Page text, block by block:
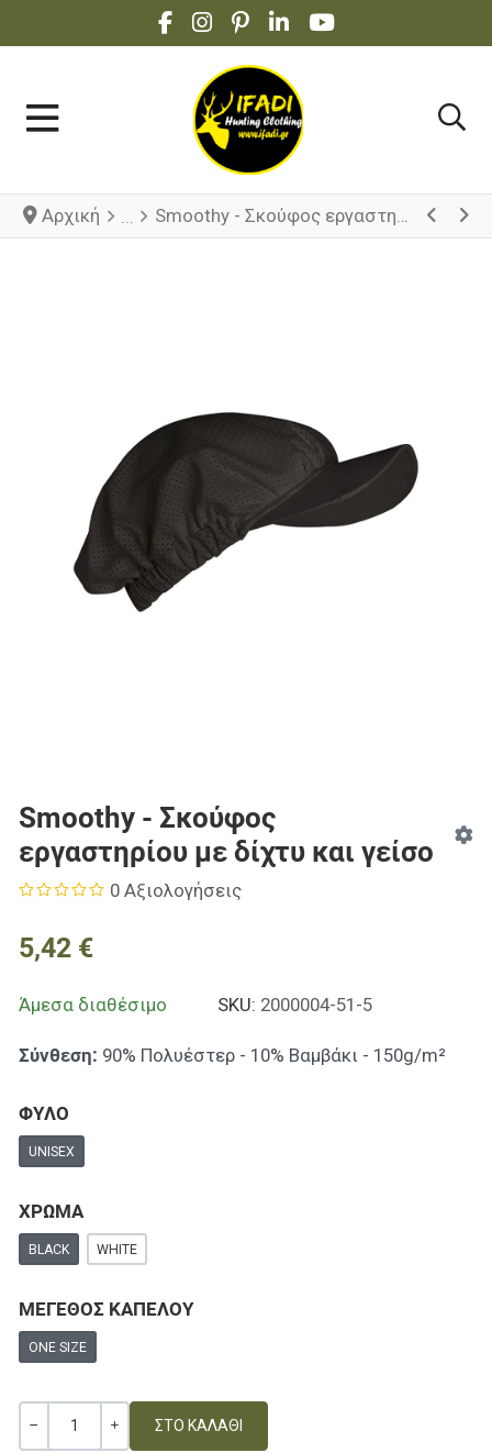
FACEBOOK SOCIAL LINK
INSTAGRAM SOCIAL LINK
PINTEREST SOCIAL LINK
LINKEDIN SOCIAL LINK
YOUTUBE SOCIAL
Αρχική Smoothy - Σκούφος εργαστηρίου με δίχτυ και γείσο
Smoothy - Σκούφος
εργαστηρίου με δίχτυ και γείσο
0 Αξιολογήσεις
5,42 €
Άμεσα διαθέσιμο SKU: 2000004-51-5
Σύνθεση: 90% Πολυέστερ - 10% Βαμβάκι - 150g/m²
ΦΥΛΟ
UNISEX
ΧΡΩΜΑ
BLACK WHITE
ΜΕΓΕΘΟΣ ΚΑΠΕΛΟΥ
ONE SIZE
Ποσότητα